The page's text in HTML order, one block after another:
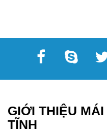
GIỚI THIỆU
TĨNH